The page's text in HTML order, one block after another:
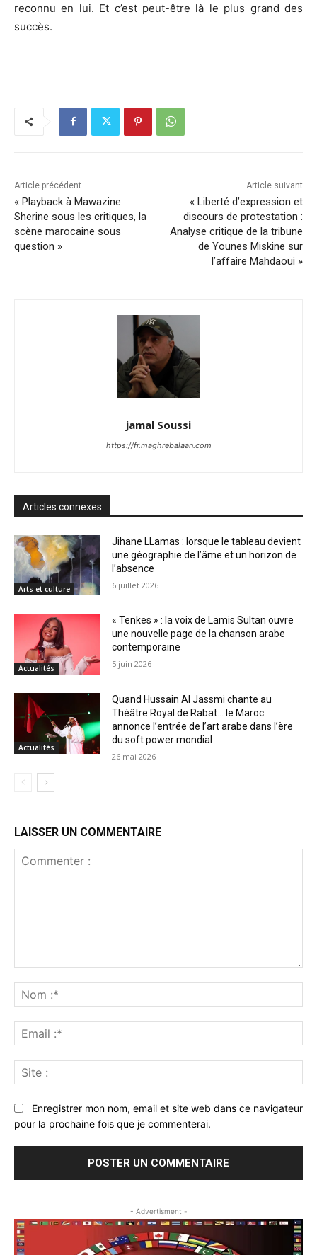
reconnu en lui. Et c’est peut-être là le plus grand des
succès.
Article précédent
« Playback à Mawazine :
Sherine sous les critiques, la
scène marocaine sous
question »
Article suivant
« Liberté d’expression et
discours de protestation :
Analyse critique de la tribune
de Younes Miskine sur
l’affaire Mahdaoui »
jamal Soussi
https://fr.maghrebalaan.com
Articles connexes
Arts et culture
Jihane LLamas : lorsque le tableau devient
une géographie de l’âme et un horizon de
l’absence
6 juillet 2026
Actualités
« Tenkes » : la voix de Lamis Sultan ouvre
une nouvelle page de la chanson arabe
contemporaine
5 juin 2026
Actualités
Quand Hussain Al Jassmi chante au
Théâtre Royal de Rabat… le Maroc
annonce l’entrée de l’art arabe dans l’ère
du soft power mondial
26 mai 2026
LAISSER UN COMMENTAIRE
:*
:*
:
Enregistrer mon nom, email et site web dans ce navigateur
pour la prochaine fois que je commenterai.
- Advertisment -